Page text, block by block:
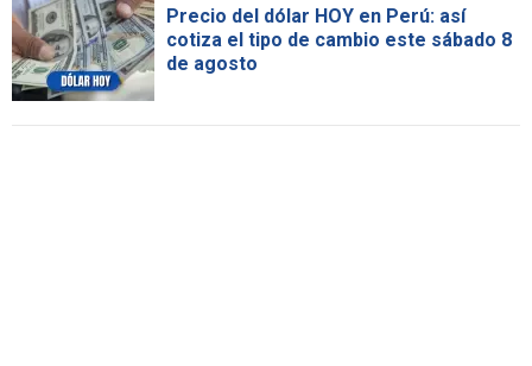
Precio del dólar HOY en Perú: así
cotiza el tipo de cambio este sábado 8
de agosto